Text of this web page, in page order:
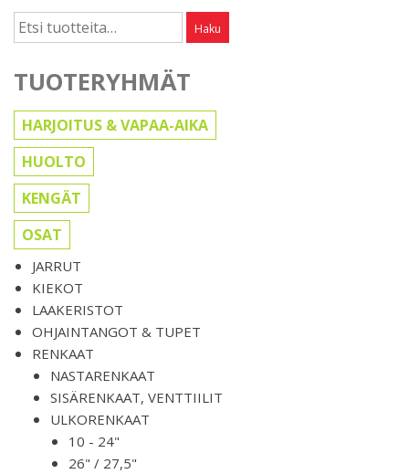
Etsi: Haku
TUOTERYHMÄT
HARJOITUS & VAPAA-AIKA
HUOLTO
KENGÄT
OSAT
JARRUT
KIEKOT
LAAKERISTOT
OHJAINTANGOT & TUPET
RENKAAT
NASTARENKAAT
SISÄRENKAAT, VENTTIILIT
ULKORENKAAT
10 - 24"
26" / 27,5"